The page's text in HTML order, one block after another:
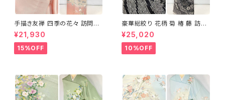
手描き友禅 四季の花々 訪問着
袷 正絹 サーモンピンク クリー
ム 白 桃花色 1434
¥21,930
15%OFF
豪華総絞り 花柄 菊 椿 藤 訪問
着 鹿の子絞り ラメ 正絹 黒 白
グレー 1435
¥25,020
10%OFF